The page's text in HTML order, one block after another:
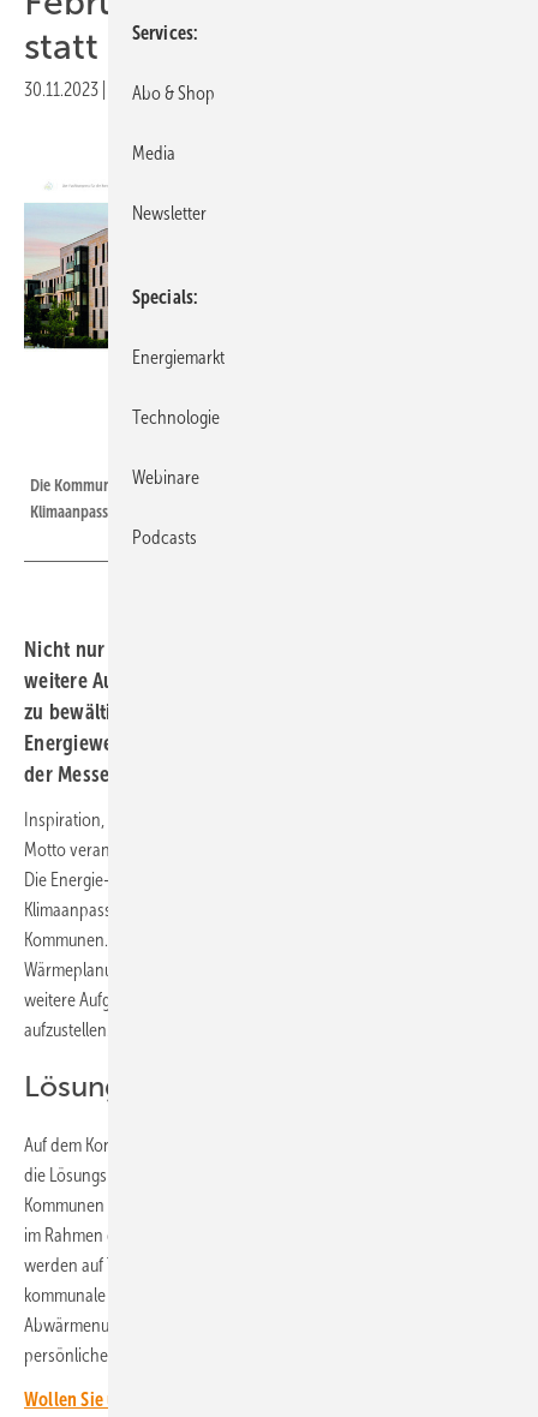
statt
30.11.2023 Druckvorschau
Die Kommunen stehen vor vielen Aufgaben hinsichtlich der
Klimaanpassung. Der Kongress zeigt einige Lösungsansätze.
Nicht nur die kommunale Wärmeplanung, sondern auch
weitere Aufgaben haben die Kommunen in nächster Zeit
zu bewältigen. Mit welchen Lösungen die kommunale
Energiewende gelingt, können Sie Ende Februar 2024 auf
der Messe Freiburg erfahren.
Inspiration, Wissen und Vernetzung für Kommunen – unter diesem
Motto veranstaltet Conexio den Kongress Klimaneutrale Kommunen.
Die Energie- und Wärmeversorgung und die Notwendigkeit zur
Klimaanpassung sind nur einige der aktuellen Herausforderungen für
Kommunen. Die gesetzlichen Regelungen für eine kommunale
Wärmeplanung sind klar. Die Kommunen haben aber auch noch
weitere Aufgaben, um sich in Zeiten der Klimakrise entsprechend
aufzustellen.
Lösungen zeigen
Auf dem Kongress gehen die Referenten deshalb unter anderem auf
die Lösungsmöglichkeiten ein, wie die Versorgung innerhalb der
Kommunen in Zukunft klimaneutral gelingen kann und wie diese sich
im Rahmen der Energiewende neu aufstellen können und müssen. Sie
werden auf Themen wie Digitalisierung, klimafreundliche Mobilität,
kommunale Wärmeplanung, Fördermöglichkeiten, Klimanpassung und
Abwärmenutzung eingehen. Natürlich bleibt auch viel Zeit für
persönliche Gespräche und Erfahrungsaustausch.
Wollen Sie über die Energiewende auf dem Laufenden bleiben?
Services
Abo & Shop
Media
Newsletter
Specials
Energiemarkt
Technologie
Webinare
Podcasts